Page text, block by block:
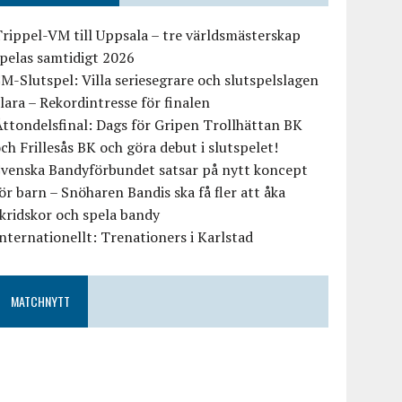
VM till Uppsala – tre världsmästerskap
samtidigt 2026
Slutspel: Villa seriesegrare och slutspelslagen
– Rekordintresse för finalen
Dags för Gripen Trollhättan BK
Frillesås BK och göra debut i slutspelet!
Bandyförbundet satsar på nytt koncept
barn – Snöharen Bandis ska få fler att åka
och spela bandy
Trenationers i Karlstad
MATCHNYTT